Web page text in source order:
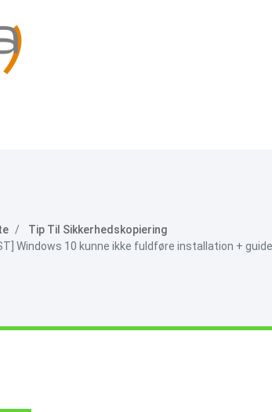
Tip Til Sikkerhedskopiering
Windows 10 kunne ikke fuldføre installation +